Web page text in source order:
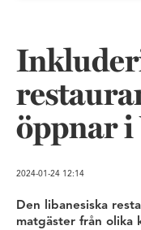
öppnar i
2024-01-24 12:14
Den libanesiska
matgäster från olika